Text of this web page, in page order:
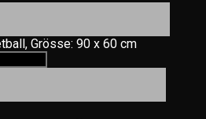
Grösse: 90 x 60 cm